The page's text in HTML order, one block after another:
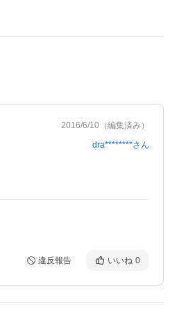
2016/6/10 （編集済み）
dra********さん
違反報告 いいね 0